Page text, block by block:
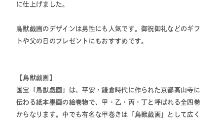
に仕上げました。
鳥獣戯画のデザインは男性にも人気です。御祝御礼などのギフ
トや父の日のプレゼントにもおすすめです。
【鳥獣戯画】
国宝「鳥獣戯画」は、平安・鎌倉時代に作られた京都高山寺に
伝わる紙本墨画の絵巻物で、甲・乙・丙・丁と呼ばれる全四巻
からなります。中でも有名な甲巻きは「鳥獣戯画」として広く